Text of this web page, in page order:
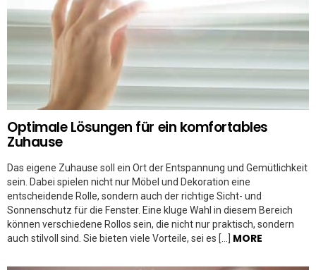
Optimale Lösungen für ein komfortables
Zuhause
Das eigene Zuhause soll ein Ort der Entspannung und Gemütlichkeit
sein. Dabei spielen nicht nur Möbel und Dekoration eine
entscheidende Rolle, sondern auch der richtige Sicht- und
Sonnenschutz für die Fenster. Eine kluge Wahl in diesem Bereich
können verschiedene Rollos sein, die nicht nur praktisch, sondern
auch stilvoll sind. Sie bieten viele Vorteile, sei es […] MORE